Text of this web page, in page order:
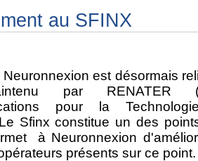
au SFINX
est désormais
par RENATER
pour la
Sfinx constitue un des
à Neuronnexion
présents sur ce point.